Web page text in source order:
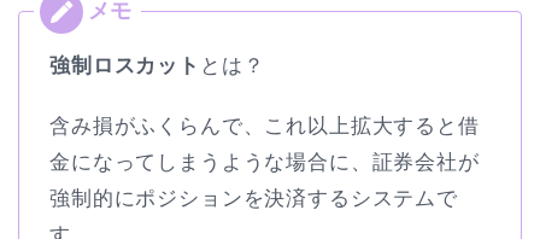
強制ロスカット とは？
含み損がふくらんで、これ以上拡大すると借
金になってしまうような場合に、証券会社が
強制的にポジションを決済するシステムで